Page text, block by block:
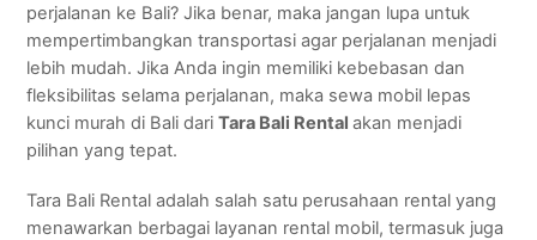
perjalanan ke Bali? Jika benar, maka jangan lupa untuk
mempertimbangkan transportasi agar perjalanan menjadi
lebih mudah. Jika Anda ingin memiliki kebebasan dan
fleksibilitas selama perjalanan, maka sewa mobil lepas
kunci murah di Bali dariTara Bali Rentalakan menjadi
pilihan yang tepat.
Tara Bali Rental adalah salah satu perusahaan rental yang
menawarkan berbagai layanan rental mobil, termasuk juga